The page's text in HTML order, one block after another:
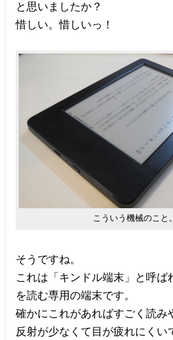
と思いましたか？
惜しい。惜しいっ！
こういう機械のこと。
そうですね。
これは「キンドル端末」と呼ば
を読む専用の端末です。
確かにこれがあればすごく読み
反射が少なくて目が疲れにくい